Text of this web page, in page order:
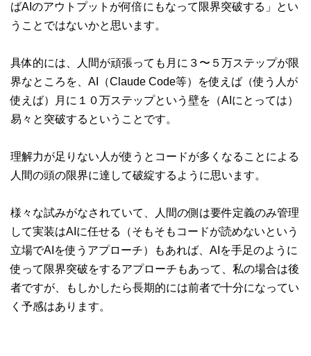
ばAIのアウトプットが何倍にもなって限界突破する」とい
うことではないかと思います。
具体的には、人間が頑張っても月に３〜５万ステップが限
界なところを、AI（Claude Code等）を使えば（使う人が
使えば）月に１０万ステップという壁を（AIにとっては）
易々と突破するということです。
理解力が足りない人が使うとコードが多くなることによる
人間の頭の限界に達して破綻するように思います。
様々な試みがなされていて、人間の側は要件定義のみ管理
して実装はAIに任せる（そもそもコードが読めないという
立場でAIを使うアプローチ）もあれば、AIを手足のように
使って限界突破をするアプローチもあって、私の場合は後
者ですが、もしかしたら長期的には前者で十分になってい
く予感はあります。